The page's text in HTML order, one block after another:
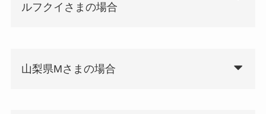
ルフクイさまの場合
山梨県Mさまの場合